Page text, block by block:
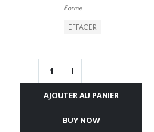
Forme
EFFACER
AJOUTER AU PANIER
BUY NOW